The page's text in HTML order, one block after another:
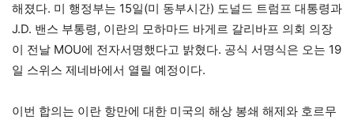
해졌다. 미 행정부는 15일(미 동부시간) 도널드 트럼프 대통령과
J.D. 밴스 부통령, 이란의 모하마드 바게르 갈리바프 의회 의장
이 전날 MOU에 전자서명했다고 밝혔다. 공식 서명식은 오는 19
일 스위스 제네바에서 열릴 예정이다.
이번 합의는 이란 항만에 대한 미국의 해상 봉쇄 해제와 호르무